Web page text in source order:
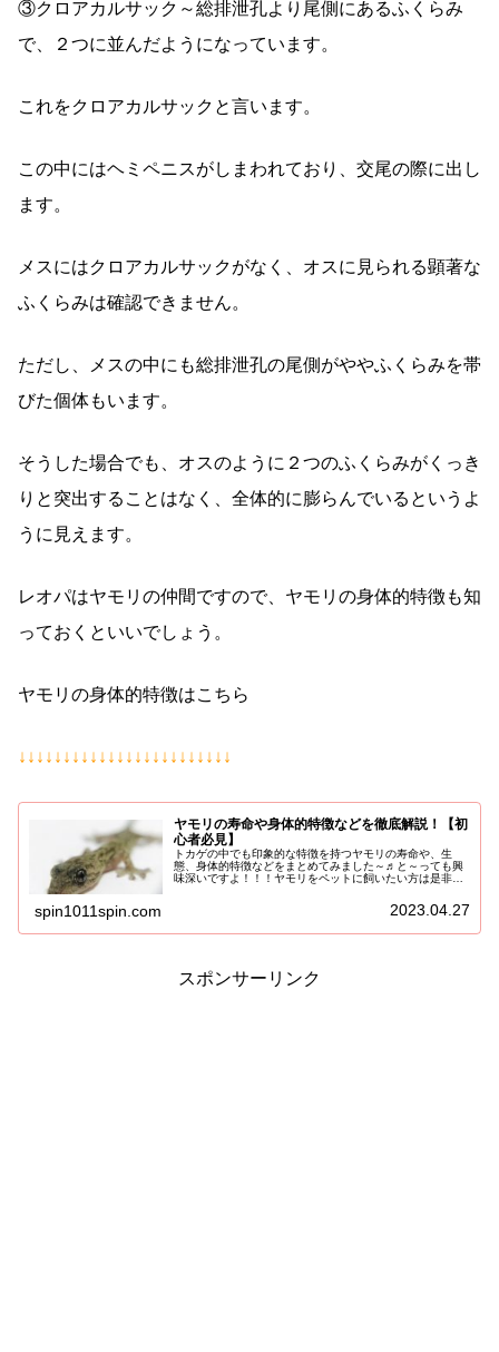
③クロアカルサック～総排泄孔より尾側にあるふくらみ
で、２つに並んだようになっています。
これをクロアカルサックと言います。
この中にはヘミペニスがしまわれており、交尾の際に出し
ます。
メスにはクロアカルサックがなく、オスに見られる顕著な
ふくらみは確認できません。
ただし、メスの中にも総排泄孔の尾側がややふくらみを帯
びた個体もいます。
そうした場合でも、オスのように２つのふくらみがくっき
りと突出することはなく、全体的に膨らんでいるというよ
うに見えます。
レオパはヤモリの仲間ですので、ヤモリの身体的特徴も知
っておくといいでしょう。
ヤモリの身体的特徴はこちら
↓↓↓↓↓↓↓↓↓↓↓↓↓↓↓↓↓↓↓↓↓↓↓↓
ヤモリの寿命や身体的特徴などを徹底解説！【初
心者必見】
トカゲの中でも印象的な特徴を持つヤモリの寿命や、生
態、身体的特徴などをまとめてみました～♬と～っても興
味深いですよ！！！ヤモリをペットに飼いたい方は是非見
spin1011spin.com 2023.04.27
スポンサーリンク